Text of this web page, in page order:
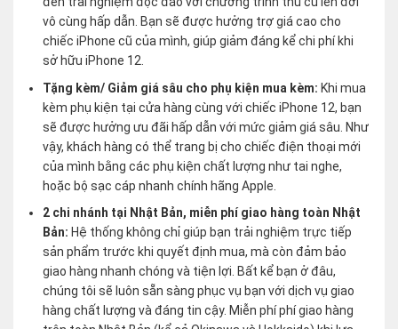
vô cùng hấp dẫn. Bạn sẽ được hưởng trợ giá cao cho
chiếc iPhone cũ của mình, giúp giảm đáng kể chi phí khi
sở hữu iPhone 12.
Tặng kèm/ Giảm giá sâu cho phụ kiện mua kèm: Khi mua
kèm phụ kiện tại cửa hàng cùng với chiếc iPhone 12, bạn
sẽ được hưởng ưu đãi hấp dẫn với mức giảm giá sâu. Như
vậy, khách hàng có thể trang bị cho chiếc điện thoại mới
của mình bằng các phụ kiện chất lượng như tai nghe,
hoặc bộ sạc cáp nhanh chính hãng Apple.
2 chi nhánh tại Nhật Bản, miễn phí giao hàng toàn Nhật
Bản: Hệ thống không chỉ giúp bạn trải nghiệm trực tiếp
sản phẩm trước khi quyết định mua, mà còn đảm bảo
giao hàng nhanh chóng và tiện lợi. Bất kể bạn ở đâu,
chúng tôi sẽ luôn sẵn sàng phục vụ bạn với dịch vụ giao
hàng chất lượng và đáng tin cậy. Miễn phí phí giao hàng